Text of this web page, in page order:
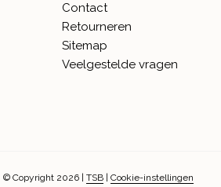
Contact
Retourneren
Sitemap
Veelgestelde vragen
© Copyright 2026 | TSB | Cookie-instellingen